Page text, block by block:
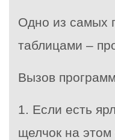
Одно из самых
таблицами –
Вызов
1. Если есть
щелчок на этом